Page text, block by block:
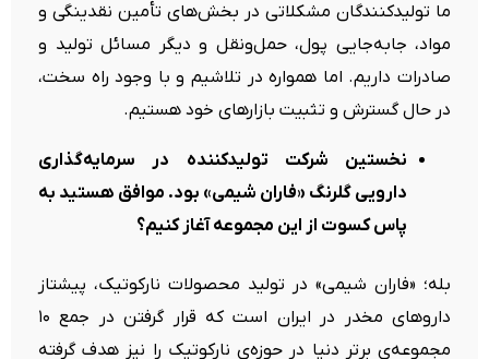
ما تولیدکنندگان مشکلاتی در بخش‌های تأمین نقدینگی و
مواد، جابه‌جایی پول، حمل‌ونقل و دیگر مسائل تولید و
صادرات داریم. اما همواره در تلاشیم و با وجود راه سخت،
در حال گسترش و تثبیت بازارهای خود هستیم.
نخستین شرکت تولیدکننده در سرمایه‌گذاری
دارویی گلرنگ «فاران شیمی» بود. موافق هستید به
پاس کسوت از این مجموعه آغاز کنیم؟
بله؛ «فاران شیمی» در تولید محصولات نارکوتیک، پیشتاز
داروهای مخدر در ایران است که قرار گرفتن در جمع ۱۰
مجموعه‌ی برتر دنیا در حوزه‌ی نارکوتیک را نیز هدف گرفته